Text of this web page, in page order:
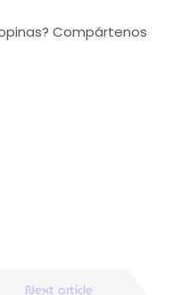
Compártenos
Next article